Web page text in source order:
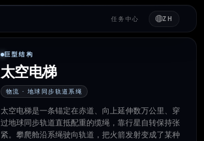
任务中心 ZH
巨型结构
太空电梯
物流 · 地球同步轨道系绳
太空电梯是一条锚定在赤道、向上延伸数万公里、穿
过地球同步轨道直抵配重的缆绳，靠行星自转保持张
紧。攀爬舱沿系绳驶向轨道，把火箭发射变成了某种